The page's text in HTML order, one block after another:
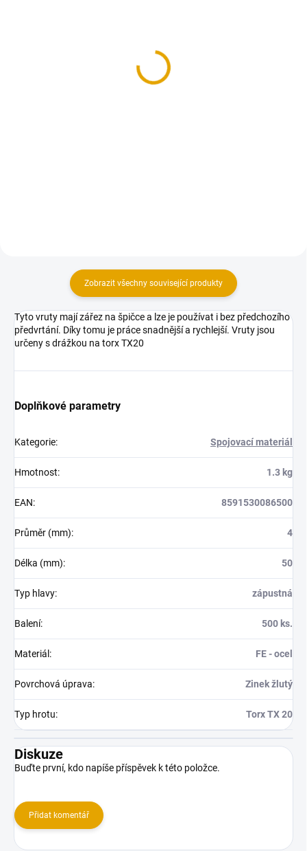
Zobrazit všechny související produkty
Tyto vruty mají zářez na špičce a lze je používat i bez předchozího
předvrtání. Díky tomu je práce snadnější a rychlejší. Vruty jsou
určeny s drážkou na torx TX20
Doplňkové parametry
Kategorie: Spojovací materiál
Hmotnost: 1.3 kg
EAN: 8591530086500
Průměr (mm): 4
Délka (mm): 50
Typ hlavy: zápustná
Balení: 500 ks.
Materiál : FE - ocel
Povrchová úprava: Zinek žlutý
Typ hrotu: Torx TX 20
Diskuze
Buďte první, kdo napíše příspěvek k této položce.
Přidat komentář